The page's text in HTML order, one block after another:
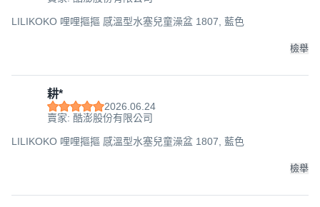
LILIKOKO 哩哩摳摳 感溫型水塞兒童澡盆 1807, 藍色
檢舉
耕*
2026.06.24
賣家: 酷澎股份有限公司
LILIKOKO 哩哩摳摳 感溫型水塞兒童澡盆 1807, 藍色
檢舉